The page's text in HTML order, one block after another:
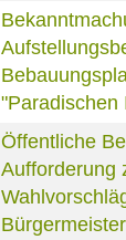
"Paradischen
Öffentliche
Aufforderung